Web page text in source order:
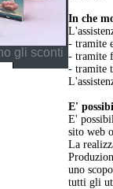
gli sconti
In che
- tramite
- tramite
- tramite
E'
E'
sito web
La
uno
tutti gli